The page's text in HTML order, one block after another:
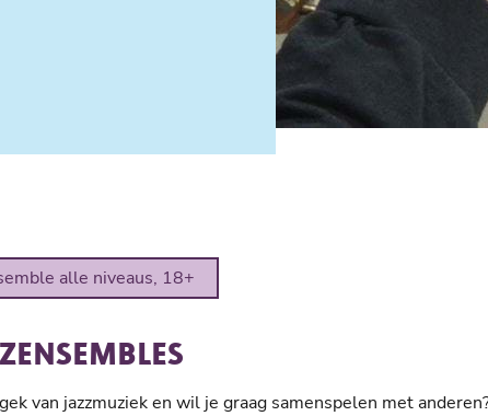
alle niveaus, 18+
van jazzmuziek en wil je graag samenspelen met